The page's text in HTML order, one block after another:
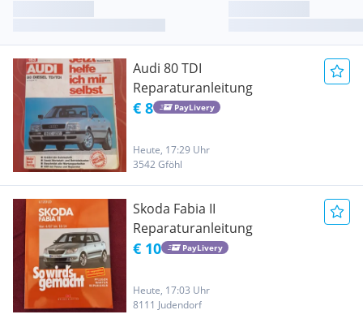
Audi 80 TDI
Reparaturanleitung
€ 8 PayLivery
Heute, 17:29 Uhr
3542 Gföhl
Skoda Fabia II
Reparaturanleitung
€ 10 PayLivery
Heute, 17:03 Uhr
8111 Judendorf